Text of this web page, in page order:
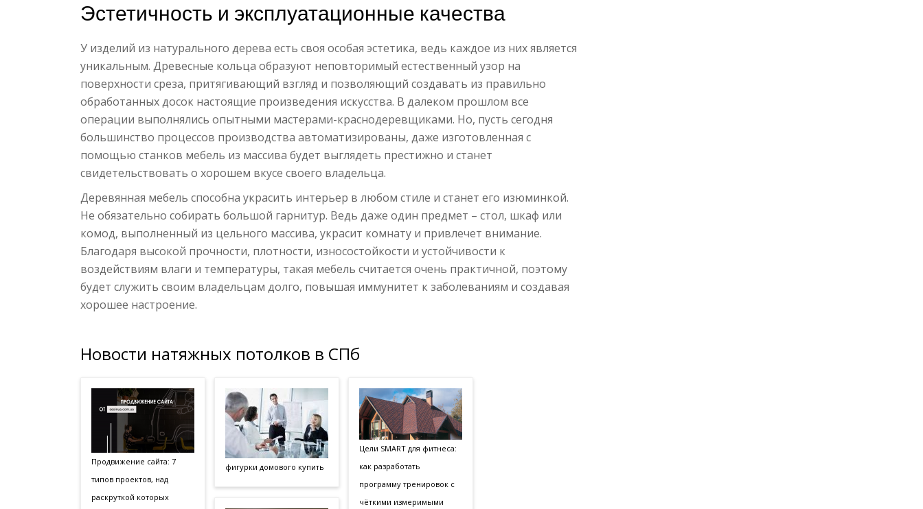
Эстетичность и эксплуатационные качества
У изделий из натурального дерева есть своя особая эстетика, ведь каждое из них является
уникальным. Древесные кольца образуют неповторимый естественный узор на
поверхности среза, притягивающий взгляд и позволяющий создавать из правильно
обработанных досок настоящие произведения искусства. В далеком прошлом все
операции выполнялись опытными мастерами-краснодеревщиками. Но, пусть сегодня
большинство процессов производства автоматизированы, даже изготовленная с
помощью станков мебель из массива будет выглядеть престижно и станет
свидетельствовать о хорошем вкусе своего владельца.
Деревянная мебель способна украсить интерьер в любом стиле и станет его изюминкой.
Не обязательно собирать большой гарнитур. Ведь даже один предмет – стол, шкаф или
комод, выполненный из цельного массива, украсит комнату и привлечет внимание.
Благодаря высокой прочности, плотности, износостойкости и устойчивости к
воздействиям влаги и температуры, такая мебель считается очень практичной, поэтому
будет служить своим владельцам долго, повышая иммунитет к заболеваниям и создавая
хорошее настроение.
Новости натяжных потолков в СПб
Продвижение сайта: 7
типов проектов, над
раскруткой которых
фигурки домового купить
Цели SMART для фитнеса:
как разработать
программу тренировок с
чёткими измеримыми